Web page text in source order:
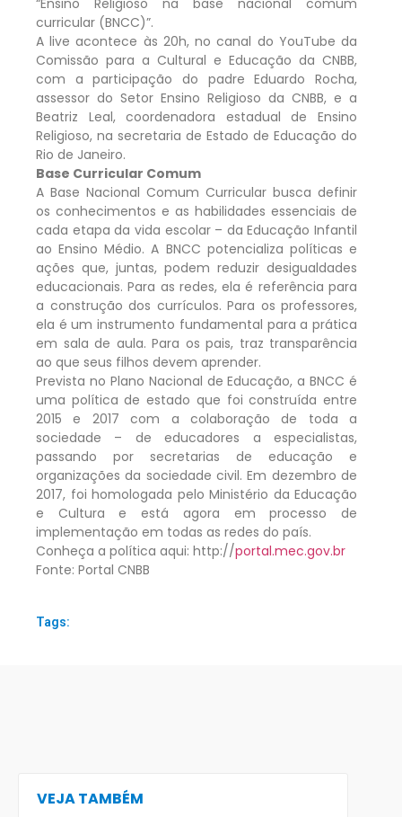
curricular (BNCC)”.
A live acontece às 20h, no canal do YouTube da
Comissão para a Cultural e Educação da CNBB,
com a participação do padre Eduardo Rocha,
assessor do Setor Ensino Religioso da CNBB, e a
Beatriz Leal, coordenadora estadual de Ensino
Religioso, na secretaria de Estado de Educação do
Rio de Janeiro.
Base Curricular Comum
A Base Nacional Comum Curricular busca definir
os conhecimentos e as habilidades essenciais de
cada etapa da vida escolar – da Educação Infantil
ao Ensino Médio. A BNCC potencializa políticas e
ações que, juntas, podem reduzir desigualdades
educacionais. Para as redes, ela é referência para
a construção dos currículos. Para os professores,
ela é um instrumento fundamental para a prática
em sala de aula. Para os pais, traz transparência
ao que seus filhos devem aprender.
Prevista no Plano Nacional de Educação, a BNCC é
uma política de estado que foi construída entre
2015 e 2017 com a colaboração de toda a
sociedade – de educadores a especialistas,
passando por secretarias de educação e
organizações da sociedade civil. Em dezembro de
2017, foi homologada pelo Ministério da Educação
e Cultura e está agora em processo de
implementação em todas as redes do país.
Conheça a política aqui: http://portal.mec.gov.br
Fonte: Portal CNBB
Tags:
VEJA TAMBÉM